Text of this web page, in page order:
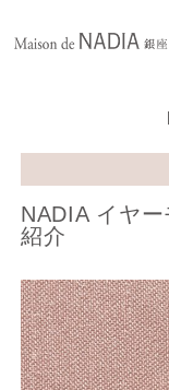
NADIA イヤ
紹介